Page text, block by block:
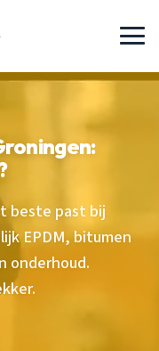
beste past bij
EPDM, bitumen
onderhoud.